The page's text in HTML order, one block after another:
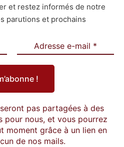
et restez informés de notre
parutions et prochains
pas partagées à des
pour nous, et vous pourrez
moment grâce à un lien en
de nos mails.